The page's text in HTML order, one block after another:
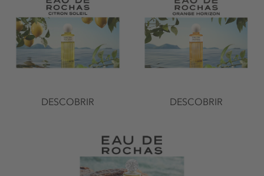
DESCOBRIR DESCOBRIR